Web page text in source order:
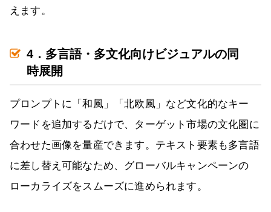
えます。
4．多言語・多文化向けビジュアルの同
時展開
プロンプトに「和風」「北欧風」など文化的なキー
ワードを追加するだけで、ターゲット市場の文化圏に
合わせた画像を量産できます。テキスト要素も多言語
に差し替え可能なため、グローバルキャンペーンの
ローカライズをスムーズに進められます。